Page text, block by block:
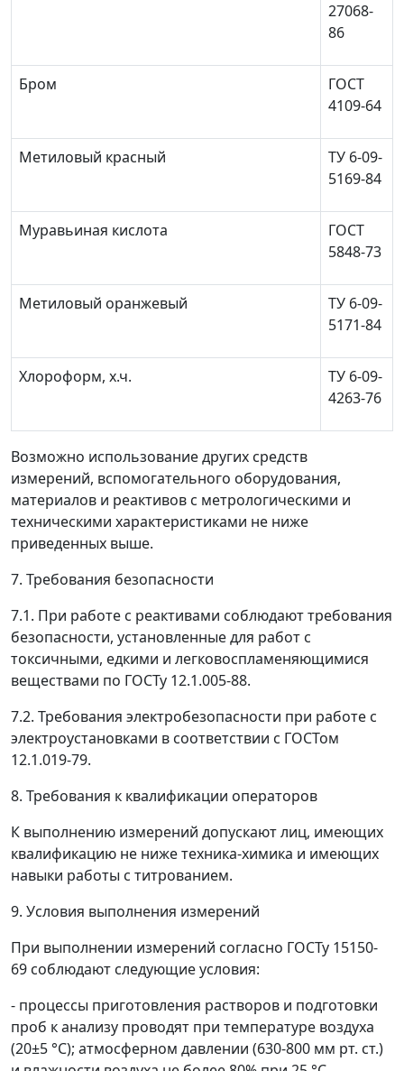
27068-
86
Бром
ГОСТ
4109-64
Метиловый красный
ТУ 6-09-
5169-84
Муравьиная кислота
ГОСТ
5848-73
Метиловый оранжевый
ТУ 6-09-
5171-84
Хлороформ, х.ч.
ТУ 6-09-
4263-76
Возможно использование других средств
измерений, вспомогательного оборудования,
материалов и реактивов с метрологическими и
техническими характеристиками не ниже
приведенных выше.
7. Требования безопасности
7.1. При работе с реактивами соблюдают требования
безопасности, установленные для работ с
токсичными, едкими и легковоспламеняющимися
веществами по ГОСТу 12.1.005-88.
7.2. Требования электробезопасности при работе с
электроустановками в соответствии с ГОСТом
12.1.019-79.
8. Требования к квалификации операторов
К выполнению измерений допускают лиц, имеющих
квалификацию не ниже техника-химика и имеющих
навыки работы с титрованием.
9. Условия выполнения измерений
При выполнении измерений согласно ГОСТу 15150-
69 соблюдают следующие условия:
- процессы приготовления растворов и подготовки
проб к анализу проводят при температуре воздуха
(20±5 °С); атмосферном давлении (630-800 мм рт. ст.)